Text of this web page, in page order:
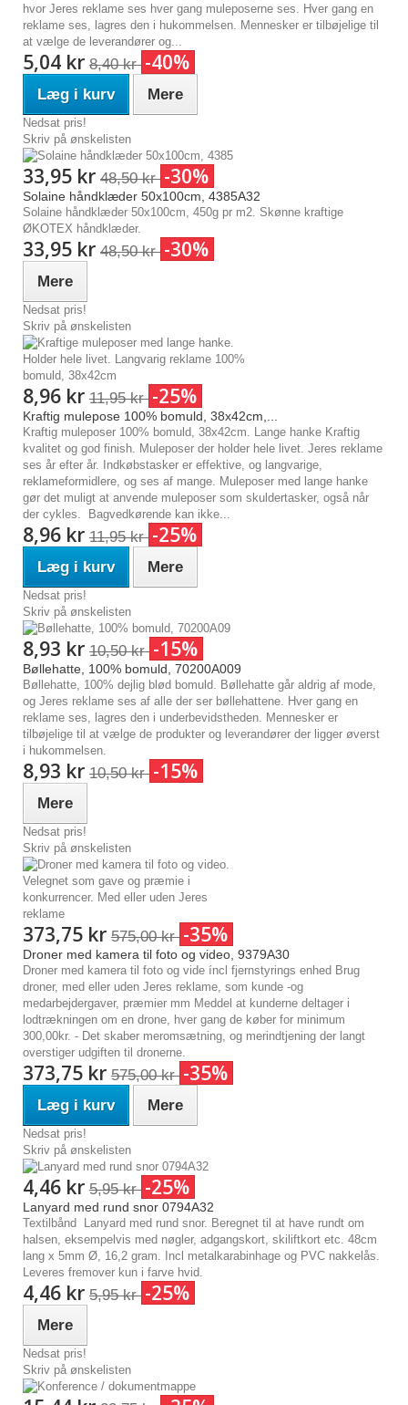
hvor Jeres reklame ses hver gang muleposerne ses. Hver gang en
reklame ses, lagres den i hukommelsen. Mennesker er tilbøjelige til
at vælge de leverandører og...
5,04 kr 8,40 kr -40%
Læg i kurv Mere
Nedsat pris!
Skriv på ønskelisten
33,95 kr 48,50 kr -30%
Solaine håndklæder 50x100cm, 4385A32
Solaine håndklæder 50x100cm, 450g pr m2. Skønne kraftige
ØKOTEX håndklæder.
33,95 kr 48,50 kr -30%
Mere
Nedsat pris!
Skriv på ønskelisten
8,96 kr 11,95 kr -25%
Kraftig mulepose 100% bomuld, 38x42cm,...
Kraftig muleposer 100% bomuld, 38x42cm. Lange hanke Kraftig
kvalitet og god finish. Muleposer der holder hele livet. Jeres reklame
ses år efter år. Indkøbstasker er effektive, og langvarige,
reklameformidlere, og ses af mange. Muleposer med lange hanke
gør det muligt at anvende muleposer som skuldertasker, også når
der cykles. Bagvedkørende kan ikke...
8,96 kr 11,95 kr -25%
Læg i kurv Mere
Nedsat pris!
Skriv på ønskelisten
8,93 kr 10,50 kr -15%
Bøllehatte, 100% bomuld, 70200A009
Bøllehatte, 100% dejlig blød bomuld. Bøllehatte går aldrig af mode,
og Jeres reklame ses af alle der ser bøllehattene. Hver gang en
reklame ses, lagres den i underbevidstheden. Mennesker er
tilbøjelige til at vælge de produkter og leverandører der ligger øverst
i hukommelsen.
8,93 kr 10,50 kr -15%
Mere
Nedsat pris!
Skriv på ønskelisten
373,75 kr 575,00 kr -35%
Droner med kamera til foto og video, 9379A30
Droner med kamera til foto og vide íncl fjernstyrings enhed Brug
droner, med eller uden Jeres reklame, som kunde -og
medarbejdergaver, præmier mm Meddel at kunderne deltager i
lodtrækningen om en drone, hver gang de køber for minimum
300,00kr. - Det skaber meromsætning, og merindtjening der langt
overstiger udgiften til dronerne.
373,75 kr 575,00 kr -35%
Læg i kurv Mere
Nedsat pris!
Skriv på ønskelisten
4,46 kr 5,95 kr -25%
Lanyard med rund snor 0794A32
Textilbånd Lanyard med rund snor. Beregnet til at have rundt om
halsen, eksempelvis med nøgler, adgangskort, skiliftkort etc. 48cm
lang x 5mm Ø, 16,2 gram. Incl metalkarabinhage og PVC nakkelås.
Leveres fremover kun i farve hvid.
4,46 kr 5,95 kr -25%
Mere
Nedsat pris!
Skriv på ønskelisten